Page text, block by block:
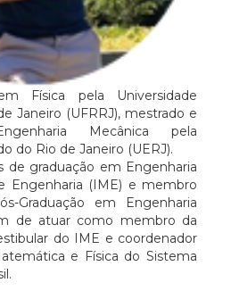
Física pela Universidade
Janeiro (UFRRJ), mestrado e
Mecânica pela
do Rio de Janeiro (UERJ).
de graduação em Engenharia
Engenharia (IME) e membro
Graduação em Engenharia
de atuar como membro da
do IME e coordenador
e Física do Sistema